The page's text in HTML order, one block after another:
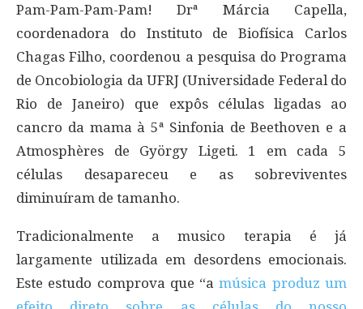
Pam-Pam-Pam-Pam! Drª Márcia Capella,
coordenadora do Instituto de Biofísica Carlos
Chagas Filho, coordenou a pesquisa do Programa
de Oncobiologia da UFRJ (Universidade Federal do
Rio de Janeiro) que expôs células ligadas ao
cancro da mama à 5ª Sinfonia de Beethoven e a
Atmosphères de György Ligeti. 1 em cada 5
células desapareceu e as sobreviventes
diminuíram de tamanho.
Tradicionalmente a musico terapia é já
largamente utilizada em desordens emocionais.
Este estudo comprova que “amúsica produz um